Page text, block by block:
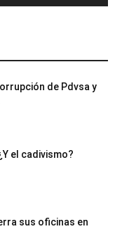
de Pdvsa y
el cadivismo?
sus oficinas en